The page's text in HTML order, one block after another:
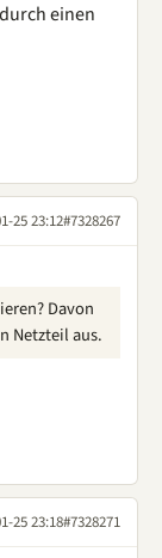
einen
25 23:12#7328267
Davon
Netzteil aus.
25 23:18#7328271